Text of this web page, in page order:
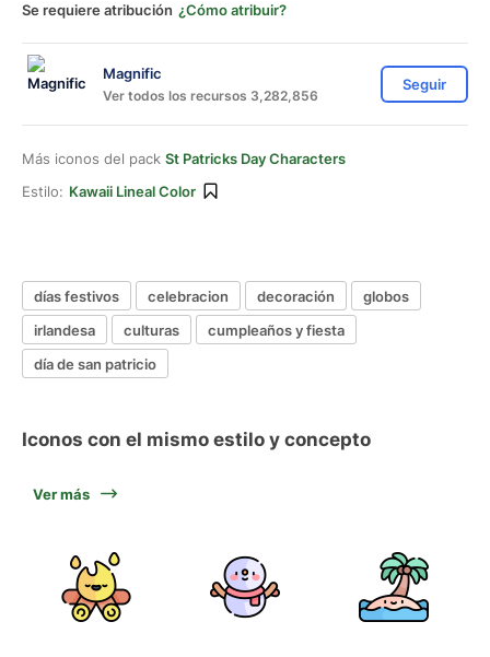
Se requiere atribución ¿Cómo atribuir?
Magnific
Ver todos los recursos 3,282,856
Seguir
Más iconos del pack St Patricks Day Characters
Estilo: Kawaii Lineal Color
días festivos celebracion decoración
globos
irlandesa
culturas
cumpleaños y fiesta
día de san patricio
Iconos con el mismo estilo y concepto
Ver más